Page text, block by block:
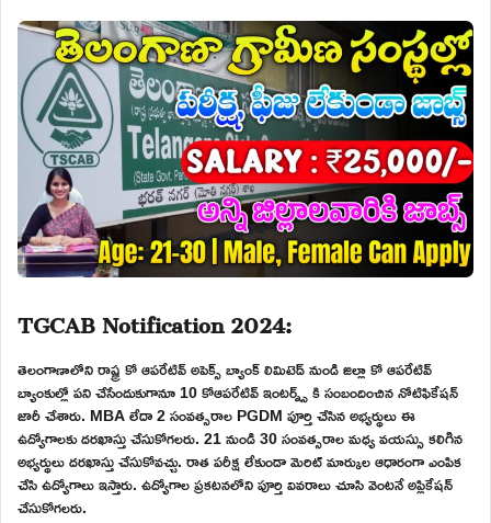
TGCAB Notification 2024:
తెలంగాణాలోని రాష్ట్ర కో ఆపరేటివ్ అపెక్స్ బ్యాంక్ లిమిటెడ్ నుండి జిల్లా కో ఆపరేటివ్
బ్యాంకుల్లో పని చేసేందుకుగానూ 10 కోఆపరేటివ్ ఇంటర్న్స్ కి సంబందించిన నోటిఫికేషన్
జారీ చేశారు. MBA లేదా 2 సంవత్సరాల PGDM పూర్తి చేసిన అభ్యర్థులు ఈ
ఉద్యోగాలకు దరఖాస్తు చేసుకోగలరు. 21 నుండి 30 సంవత్సరాల మధ్య వయస్సు కలిగిన
అభ్యర్థులు దరఖాస్తు చేసుకోవచ్చు. రాత పరీక్ష లేకుండా మెరిట్ మార్కుల ఆధారంగా ఎంపిక
చేసి ఉద్యోగాలు ఇస్తారు. ఉద్యోగాల ప్రకటనలోని పూర్తి వివరాలు చూసి వెంటనే అప్లికేషన్
చేసుకోగలరు.